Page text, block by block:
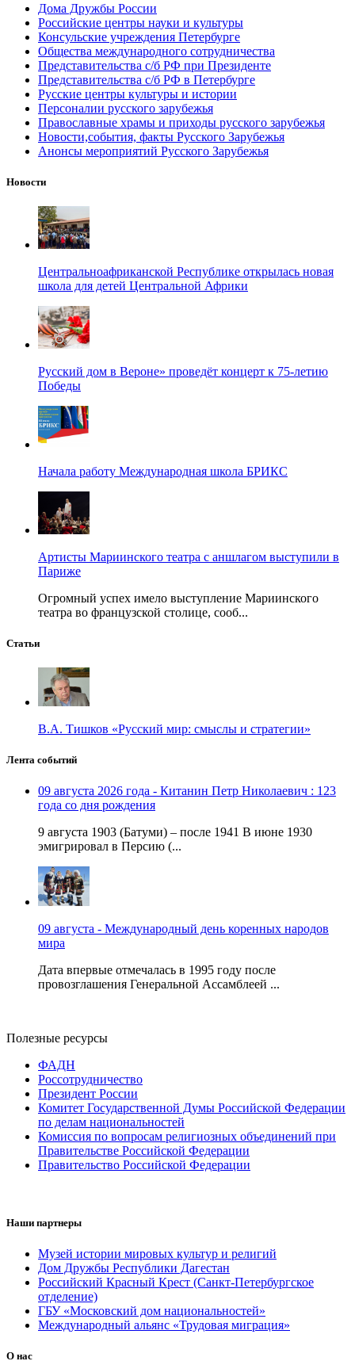
Дома Дружбы России
Российские центры науки и культуры
Консульские учреждения Петербурге
Общества международного сотрудничества
Представительства с/б РФ при Президенте
Представительства с/б РФ в Петербурге
Русские центры культуры и истории
Персоналии русского зарубежья
Православные храмы и приходы русского зарубежья
Новости,события, факты Русского Зарубежья
Анонсы мероприятий Русского Зарубежья
Новости
Центральноафриканской Республике открылась новая
школа для детей Центральной Африки
Русский дом в Вероне» проведёт концерт к 75-летию
Победы
Начала работу Международная школа БРИКС
Артисты Мариинского театра с аншлагом выступили в
Париже
Огромный успех имело выступление Мариинского
театра во французской столице, сооб...
Статьи
В.А. Тишков «Русский мир: смыслы и стратегии»
Лента событий
09 августа 2026 года - Китанин Петр Николаевич : 123
года со дня рождения
9 августа 1903 (Батуми) – после 1941 В июне 1930
эмигрировал в Персию (...
09 августа - Международный день коренных народов
мира
Дата впервые отмечалась в 1995 году после
провозглашения Генеральной Ассамблеей ...
Полезные ресурсы
ФАДН
Россотрудничество
Президент России
Комитет Государственной Думы Российской Федерации
по делам национальностей
Комиссия по вопросам религиозных объединений при
Правительстве Российской Федерации
Правительство Российской Федерации
Наши партнеры
Музей истории мировых культур и религий
Дом Дружбы Республики Дагестан
Российский Красный Крест (Санкт-Петербургское
отделение)
ГБУ «Московский дом национальностей»
Международный альянс «Трудовая миграция»
О нас